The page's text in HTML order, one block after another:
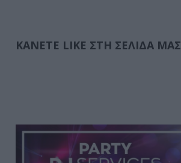
ΚΆΝΕΤΕ LIKE ΣΤΗ ΣΕΛΊΔΑ ΜΑΣ